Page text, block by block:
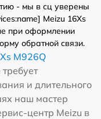
- мы в сц уверены
Meizu 16Xs
при оформлении
обратной связи.
M926Q
и длительного
наш мастер
центр Meizu в